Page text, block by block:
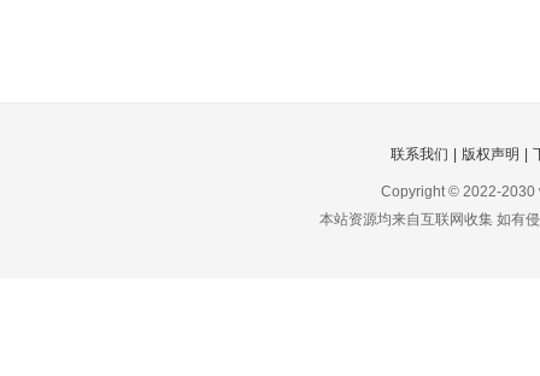
联系我们 版权声明
Copyright © 2022-2030
本站资源均来自互联网收集 如有